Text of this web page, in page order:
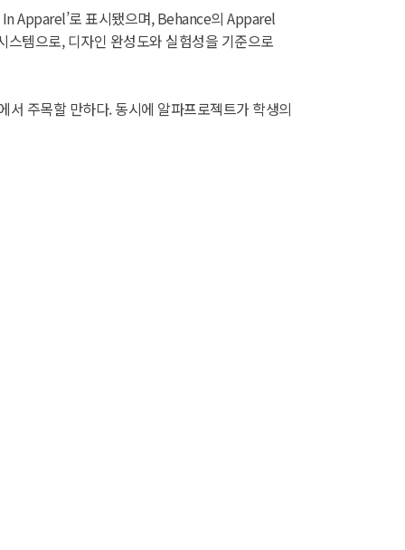
Apparel’로 표시됐으며, Behance의 Apparel
템으로, 디자인 완성도와 실험성을 기준으로
주목할 만하다. 동시에 알파프로젝트가 학생의